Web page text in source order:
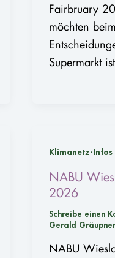
Fairbruary
möchten
Supermarkt
Klimanetz-Infos
NABU
2026
Schreibe einen
Gerald Gräupner
NABU